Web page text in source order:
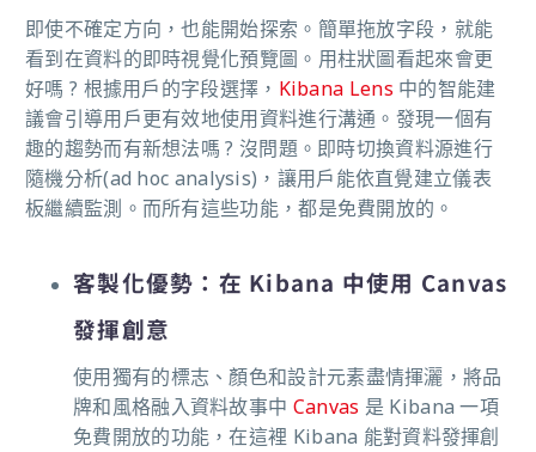
即使不確定方向，也能開始探索。簡單拖放字段，就能
看到在資料的即時視覺化預覽圖。用柱狀圖看起來會更
好嗎 ? 根據用戶的字段選擇， Kibana Lens 中的智能建
議會引導用戶更有效地使用資料進行溝通。發現一個有
趣的趨勢而有新想法嗎 ? 沒問題。即時切換資料源進行
隨機分析(ad hoc analysis)，讓用戶能依直覺建立儀表
板繼續監測。而所有這些功能，都是免費開放的。
客製化優勢：在 Kibana 中使用 Canvas
發揮創意
使用獨有的標志、顏色和設計元素盡情揮灑，將品
牌和風格融入資料故事中 Canvas 是 Kibana 一項
免費開放的功能，在這裡 Kibana 能對資料發揮創